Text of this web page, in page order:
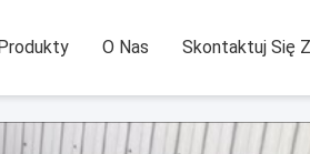
O Nas Skontaktuj Się